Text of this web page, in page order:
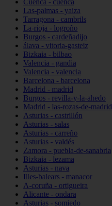
Cuenca - cuenca
Las-palmas - yaiza
Tarragona - cambrils
La-rioja - logroño
Burgos - cardeñadijo
álava - vitoria-gasteiz
Bizkaia - bilbao
Valencia - gandia
Valencia - valencia
Barcelona - barcelona
Madrid - madrid
Burgos - revilla-y-la-ahedo
Madrid - las-rozas-de-madrid
Asturias - castrillón
Asturias - salas
Asturias - carreño
Asturias - valdés
Zamora - puebla-de-sanabria
Bizkaia - lezama
Asturias - nava
Illes-balears - manacor
A-coruña - ortigueira
Alicante - ondara
Asturias - somiedo